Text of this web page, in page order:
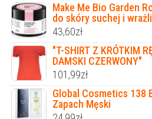
Make Me Bio Garden
do skóry suchej i
43,60zł
"T-SHIRT Z KRÓTKIM
DAMSKI CZERWONY"
101,99zł
Global Cosmetics 138
Zapach Męski